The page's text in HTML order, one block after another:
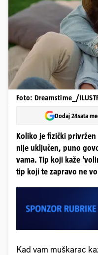
Foto: Dreamstime_/
Dodaj 24sata
Koliko je fizički privržen
nije uključen, puno
vama. Tip koji kaže
tip koji te zapravo ne
Kad vam muškarac